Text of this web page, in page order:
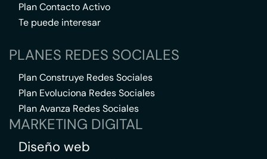
Plan Contacto Activo
Te puede interesar
PLANES REDES SOCIALES
Plan Construye Redes Sociales
Plan Evoluciona Redes Sociales
Plan Avanza Redes Sociales
MARKETING DIGITAL
Diseño web